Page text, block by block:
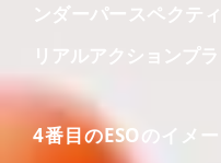
ンダーパースペクテ
リアルアクションプ
4番目のESOのイメ